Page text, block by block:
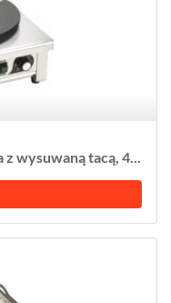
wysuwaną tacą, 4...